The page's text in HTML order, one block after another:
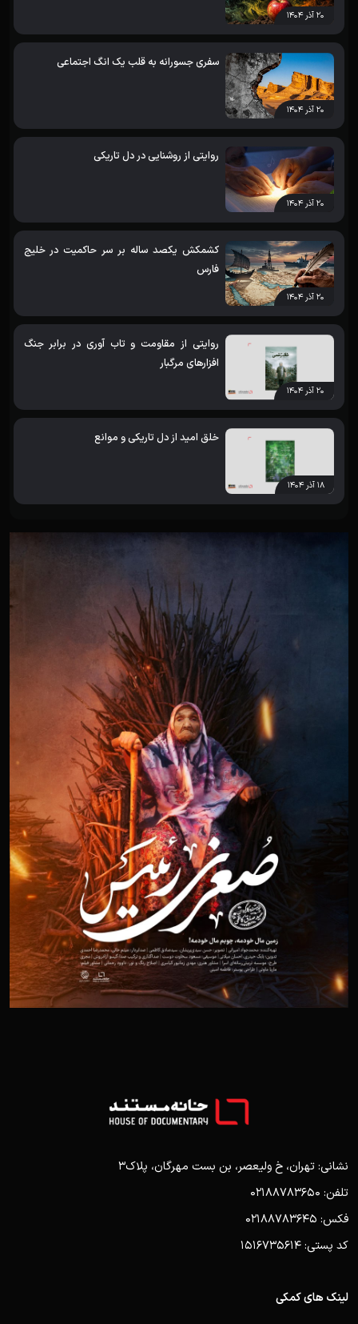
۲۰ آذر ۱۴۰۴
۲۰ آذر ۱۴۰۴
سفری جسورانه به قلب یک انگ اجتماعی
۲۰ آذر ۱۴۰۴
روایتی از روشنایی در دل تاریکی
۲۰ آذر ۱۴۰۴
کشمکش یکصد ساله بر سر حاکمیت در خلیج
فارس
۲۰ آذر ۱۴۰۴
روایتی از مقاومت و تاب آوری در برابر جنگ
افزارهای مرگبار
۱۸ آذر ۱۴۰۴
خلق امید از دل تاریکی و موانع
نشانی: تهران، خ ولیعصر، بن بست مهرگان، پلاک3
تلفن: 02188783650
فکس: 02188783645
کد پستی: 1516735614
لینک های کمکی